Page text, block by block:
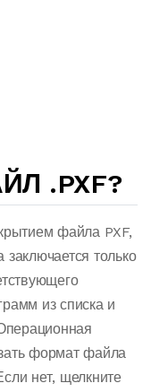
.PXF?
файла PXF,
только
из списка и
формат файла
нет, щелкните